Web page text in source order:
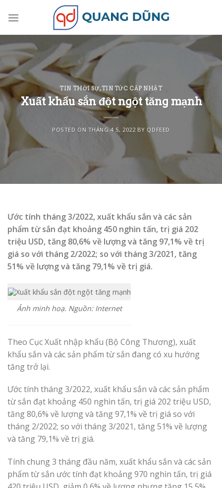
TIN THỜI SỰ,TIN TỨC CẬP NHẬT
Xuất khẩu sắn đột ngột tăng mạnh
POSTED ON THÁNG 4 5, 2022 BY QDFEED
Ước tính tháng 3/2022, xuất khẩu sắn và các sản
phẩm từ sắn đạt khoảng 450 nghìn tấn, trị giá 202
triệu USD, tăng 80,6% về lượng và tăng 97,1% về trị
giá so với tháng 2/2022; so với tháng 3/2021, tăng
51% về lượng và tăng 79,1% về trị giá.
Ảnh minh hoạ. Nguồn: Internet
Theo Cục Xuất nhập khẩu (Bộ Công Thương), xuất
khẩu sắn và các sản phẩm từ sắn đang có xu hướng
tăng trở lại.
Ước tính tháng 3/2022, xuất khẩu sắn và các sản phẩm
từ sắn đạt khoảng 450 nghìn tấn, trị giá 202 triệu USD,
tăng 80,6% về lượng và tăng 97,1% về trị giá so với
tháng 2/2022; so với tháng 3/2021, tăng 51% về lượng
và tăng 79,1% về trị giá.
Tính chung 3 tháng đầu năm, xuất khẩu sắn và các sản
phẩm từ sắn ước tính đạt khoảng 970 nghìn tấn, trị giá